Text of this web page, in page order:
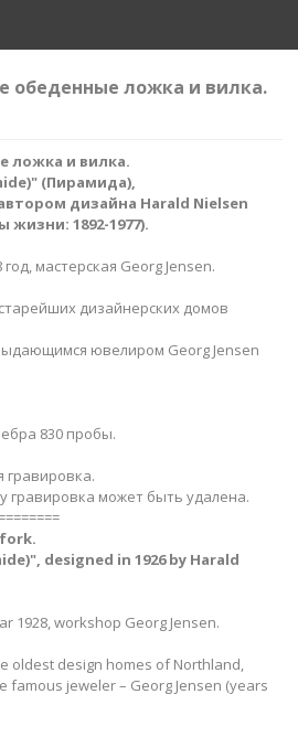
обеденные ложка и вилка.
ложка и вилка.
(Пирамида),
дизайна Harald Nielsen
жизни: 1892-1977​).
мастерская Georg Jensen.
дизайнерских домов
ювелиром Georg Jensen
830 пробы.
гравировка.
гравировка может быть удалена.
designed in 1926 by Harald
1928, workshop Georg Jensen.
oldest design homes of Northland,
famous jeweler – Georg Jensen (years